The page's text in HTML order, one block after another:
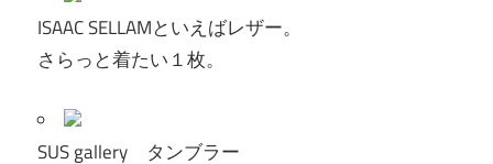
ISAAC SELLAMといえばレザー。
さらっと着たい１枚。
SUS gallery タンブラー